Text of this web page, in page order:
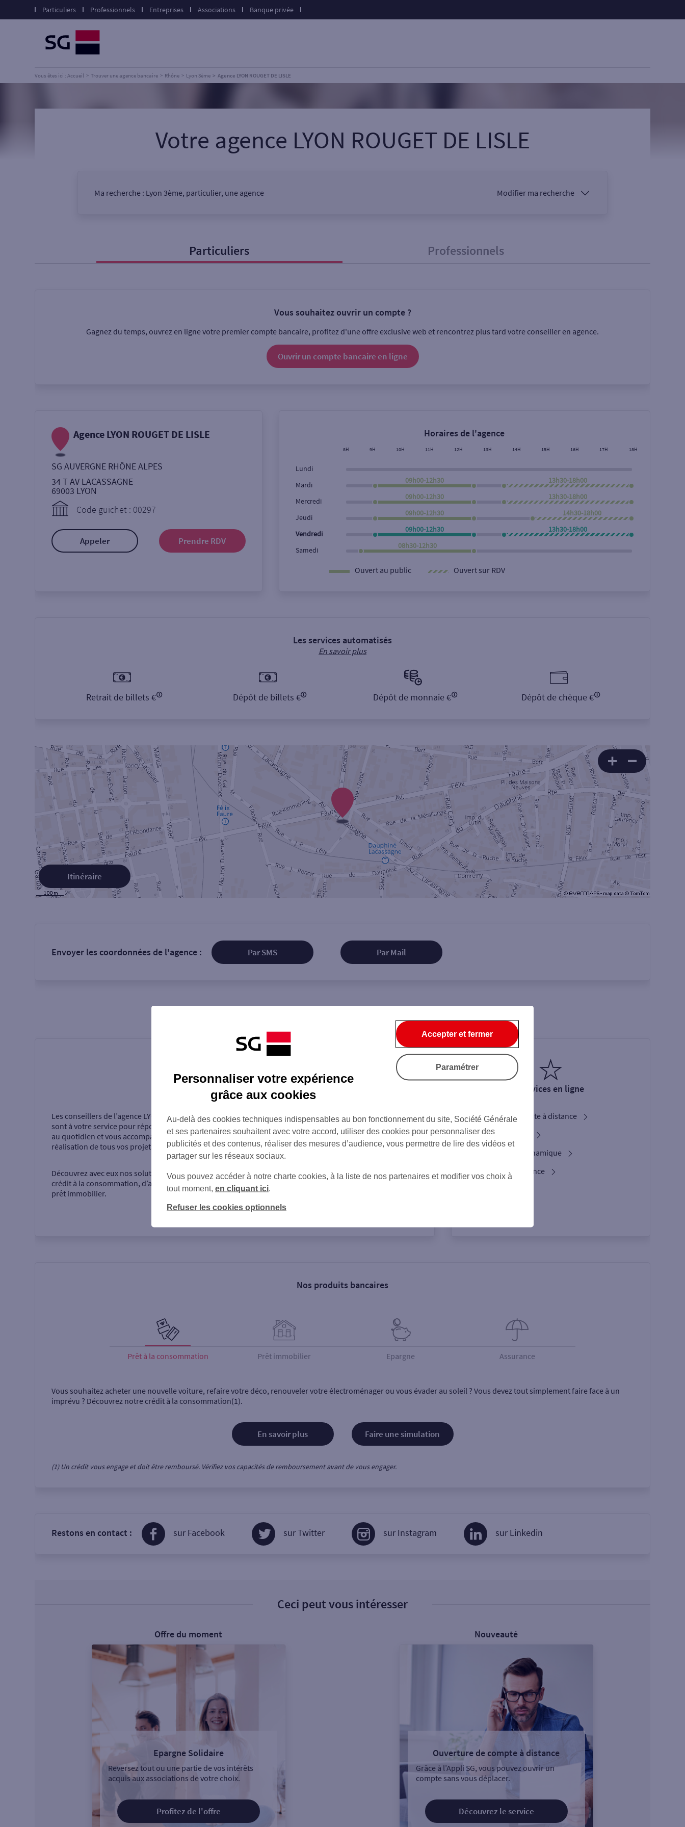
Particuliers Professionnels Entreprises Associations Banque privée
Vous êtes ici : Accueil Trouver une agence bancaire Rhône Lyon 3ème Agence LYON ROUGET DE LISLE
Votre agence LYON ROUGET DE LISLE
Ma recherche : Lyon 3ème, particulier, une agence Modifier ma recherche
Professionnel
Ouverte le lundi Coffre-fort
Particuliers Professionnels
Vous souhaitez ouvrir un compte ?
Gagnez du temps, ouvrez en ligne votre premier compte bancaire, profitez d'une offre exclusive web et rencontrez plus tard votre conseiller en agence.
Ouvrir un compte bancaire en ligne
Agence LYON ROUGET DE LISLE
SG AUVERGNE RHÔNE ALPES
34 T AV LACASSAGNE
69003 LYON
Code guichet : 00297
Appeler Prendre RDV
Horaires de l'agence
8H 9H 10H 11H 12H 13H 14H 15H 16H 17H 18H
Lundi
Mardi
09h00-12h30 13h30-18h00
Mercredi
09h00-12h30 13h30-18h00
Jeudi
09h00-12h30 14h30-18h00
Vendredi
09h00-12h30 13h30-18h00
Samedi
08h30-12h30
Ouvert au public Ouvert sur RDV
Les services automatisés
En savoir plus
Retrait de billets € Dépôt de billets € Dépôt de monnaie € Dépôt de chèque €
Itinéraire
Envoyer les coordonnées de l'agence : Par SMS Par Mail
Présentation de l'agence
Les conseillers de l’agence LYON ROUGET DE LISLE
sont à votre service pour répondre à vos questions
au quotidien et vous accompagner dans la
réalisation de tous vos projets.
Découvrez avec eux nos solutions d’épargne, de
crédit à la consommation, d’assurance ou encore de
prêt immobilier.
Services en ligne
Ouverture de compte à distance
Service Bienvenue
L'option Crypto Dynamique
Les services d’urgence
Nos produits bancaires
Prêt à la consommation
Vous souhaitez acheter une nouvelle voiture, refaire votre déco, renouveler votre électroménager ou vous évader au soleil ? Vous devez tout simplement faire face à un
imprévu ? Découvrez notre crédit à la consommation(1).
En savoir plus Faire une simulation
(1) Un crédit vous engage et doit être remboursé. Vérifiez vos capacités de remboursement avant de vous engager.
Prêt immobilier Epargne Assurance
Restons en contact : sur Facebook sur Twitter sur Instagram sur Linkedin
Ceci peut vous intéresser
Offre du moment
Epargne Solidaire
Reversez tout ou une partie de vos intérêts
acquis aux associations de votre choix.
Profitez de l'offre
Nouveauté
Ouverture de compte à distance
Grâce à l’Appli SG, vous pouvez ouvrir un
compte sans vous déplacer.
Découvrez le service
Personnaliser votre expérience
grâce aux cookies
Au-delà des cookies techniques indispensables au bon fonctionnement du site, Société Générale
et ses partenaires souhaitent avec votre accord, utiliser des cookies pour personnaliser des
publicités et des contenus, réaliser des mesures d’audience, vous permettre de lire des vidéos et
partager sur les réseaux sociaux.
Vous pouvez accéder à notre charte cookies, à la liste de nos partenaires et modifier vos choix à
tout moment, en cliquant ici.
Refuser les cookies optionnels
Accepter et fermer
Paramétrer